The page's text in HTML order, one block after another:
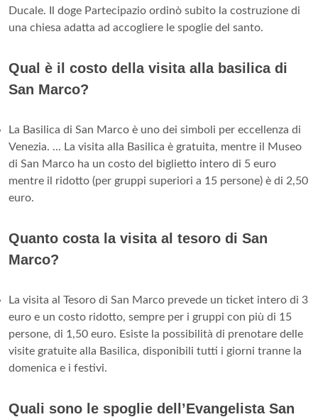
Ducale. Il doge Partecipazio ordinò subito la costruzione di
una chiesa adatta ad accogliere le spoglie del santo.
Qual è il costo della visita alla basilica di
San Marco?
La Basilica di San Marco è uno dei simboli per eccellenza di
Venezia. ... La visita alla Basilica è gratuita, mentre il Museo
di San Marco ha un costo del biglietto intero di 5 euro
mentre il ridotto (per gruppi superiori a 15 persone) è di 2,50
euro.
Quanto costa la visita al tesoro di San
Marco?
La visita al Tesoro di San Marco prevede un ticket intero di 3
euro e un costo ridotto, sempre per i gruppi con più di 15
persone, di 1,50 euro. Esiste la possibilità di prenotare delle
visite gratuite alla Basilica, disponibili tutti i giorni tranne la
domenica e i festivi.
Quali sono le spoglie dell’Evangelista San